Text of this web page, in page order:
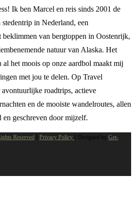
Ik ben Marcel en reis sinds 2001 de
in Nederland, een
beklimmen van bergtoppen in Oostenrijk,
natuur van Alaska. Het
al het moois op onze aardbol maakt mij
met jou te delen. Op Travel
roadtrips, actieve
en de mooiste wandelroutes, allen
en geschreven door mijzelf.
Reserved I Privacy Policy I Designed by Get-